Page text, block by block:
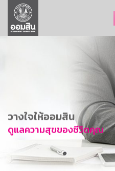
ลูกค้าธุรกิจ
ลูกค้าผู้ประกอบรายย่อย
การพัฒนาที่ยั่งยืน
ข่าวสาร
บริการทางการเงิน
อื่นๆ
วางใจให้ออมสิน
ดูแลความสุขของชีวิตคุณ